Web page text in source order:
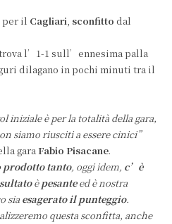
per il Cagliari, sconfitto dal
l’1-1 sull’ennesima palla
dilagano in pochi minuti tra il
iniziale è per la totalità della gara,
siamo riusciti a essere cinici”
gara Fabio Pisacane.
prodotto tanto, oggi idem, c’è
èpesanteed è nostra
sia esagerato il punteggio.
questa sconfitta, anche